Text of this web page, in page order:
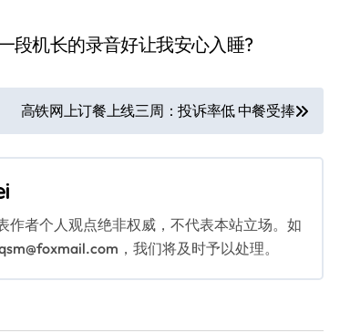
段机长的录音好让我安心入睡?
高铁网上订餐上线三周：投诉率低 中餐受捧
作者个人观点绝非权威，不代表本站立场。如
，我们将及时予以处理。